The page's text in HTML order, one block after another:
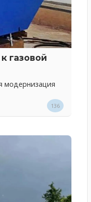
газовой
модернизация
136